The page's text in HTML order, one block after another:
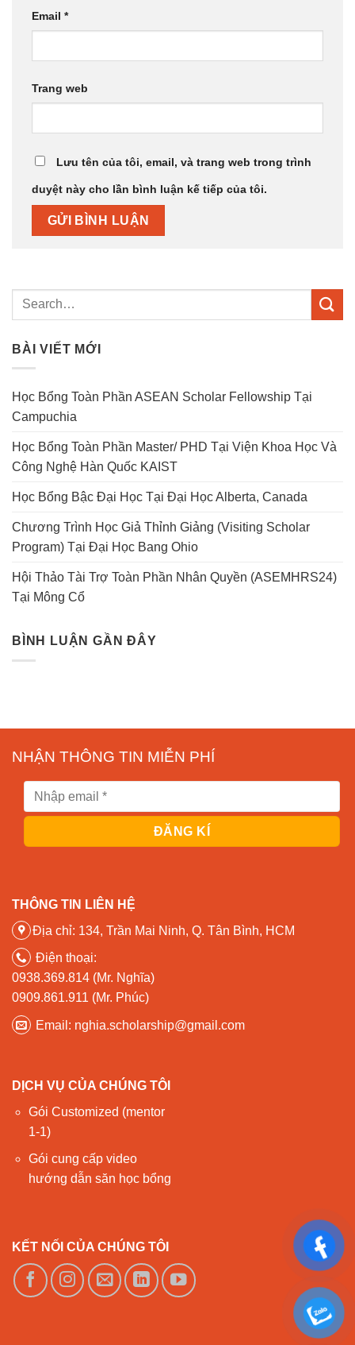
Email *
Trang web
Lưu tên của tôi, email, và trang web trong trình
duyệt này cho lần bình luận kế tiếp của tôi.
BÀI VIẾT MỚI
Học Bổng Toàn Phần ASEAN Scholar Fellowship Tại
Campuchia
Học Bổng Toàn Phần Master/ PHD Tại Viện Khoa Học Và
Công Nghệ Hàn Quốc KAIST
Học Bổng Bậc Đại Học Tại Đại Học Alberta, Canada
Chương Trình Học Giả Thỉnh Giảng (Visiting Scholar
Program) Tại Đại Học Bang Ohio
Hội Thảo Tài Trợ Toàn Phần Nhân Quyền (ASEMHRS24)
Tại Mông Cổ
BÌNH LUẬN GẦN ĐÂY
NHẬN THÔNG TIN MIỄN PHÍ
THÔNG TIN LIÊN HỆ
Địa chỉ: 134, Trần Mai Ninh, Q. Tân Bình, HCM
Điện thoại:
0938.369.814 (Mr. Nghĩa)
0909.861.911 (Mr. Phúc)
Email: nghia.scholarship@gmail.com
DỊCH VỤ CỦA CHÚNG TÔI
Gói Customized (mentor
1-1)
Gói cung cấp video
hướng dẫn săn học bổng
KẾT NỐI CỦA CHÚNG TÔI